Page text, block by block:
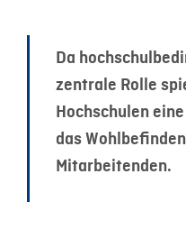
Da
zentrale Rolle
Hochschulen
das
Mitarbeitenden.